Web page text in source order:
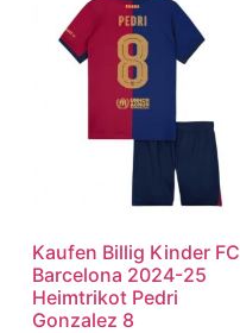
Kaufen Billig Kinder FC
Barcelona 2024-25
Heimtrikot Pedri
Gonzalez 8